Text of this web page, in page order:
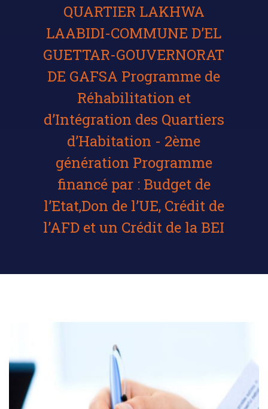
QUARTIER LAKHWA
LAABIDI-COMMUNE D’EL
GUETTAR-GOUVERNORAT
DE GAFSA Programme de
Réhabilitation et
d’Intégration des Quartiers
d’Habitation - 2ème
génération Programme
financé par : Budget de
l’Etat,Don de l’UE, Crédit de
l’AFD et un Crédit de la BEI